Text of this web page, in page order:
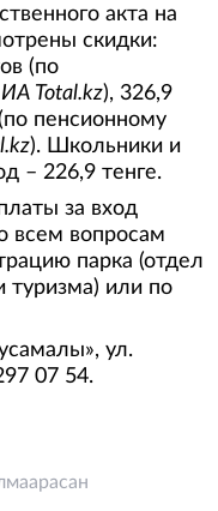
акта на
скидки:
(по
Total.kz), 326,9
пенсионному
). Школьники и
– 226,9 тенге.
за вход
всем вопросам
парка (отдел
туризма) или по
ул.
07 54.